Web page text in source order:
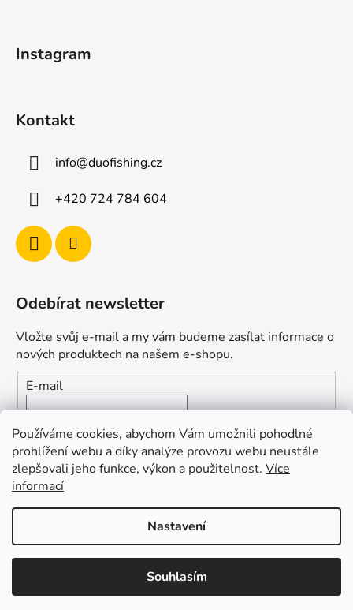
Používáme cookies, abychom Vám umožnili pohodlné
prohlížení webu a díky analýze provozu webu neustále
zlepšovali jeho funkce, výkon a použitelnost. Více
informací
Nastavení
Souhlasím
Instagram
Kontakt
info@duofishing.cz
+420 724 784 604
Odebírat newsletter
Vložte svůj e-mail a my vám budeme zasílat informace o
nových produktech na našem e-shopu.
E-mail
Vložením e-mailu souhlasíte s
podmínkami ochrany
osobních údajů
PŘIHLÁSIT SE
Vytvořil Shoptet
Duofishing. Všechna práva vyhrazena.
Upravit nastavení cookies